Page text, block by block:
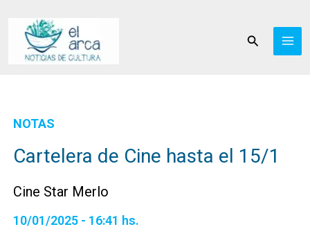
contenido
Buscar
NOTAS
Cartelera de Cine hasta el 15/1
Cine Star Merlo
10/01/2025 - 16:41 hs.